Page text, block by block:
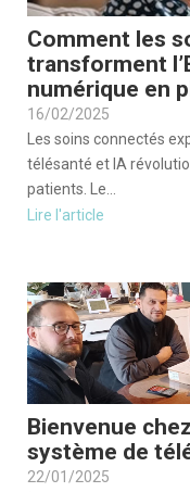
Comment les
transforment
numérique en
16/02/2025
Les soins connectés
télésanté et IA
patients. Le...
Lire l'article
Bienvenue
système de
22/01/2025